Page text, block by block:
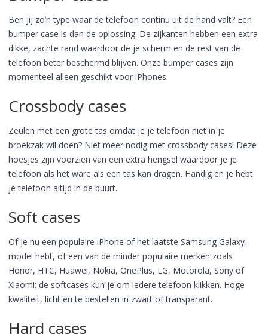
Ben jij zo’n type waar de telefoon continu uit de hand valt? Een
bumper case is dan de oplossing. De zijkanten hebben een extra
dikke, zachte rand waardoor de je scherm en de rest van de
telefoon beter beschermd blijven. Onze bumper cases zijn
momenteel alleen geschikt voor iPhones.
Crossbody cases
Zeulen met een grote tas omdat je je telefoon niet in je
broekzak wil doen? Niet meer nodig met crossbody cases! Deze
hoesjes zijn voorzien van een extra hengsel waardoor je je
telefoon als het ware als een tas kan dragen. Handig en je hebt
je telefoon altijd in de buurt.
Soft cases
Of je nu een populaire iPhone of het laatste Samsung Galaxy-
model hebt, of een van de minder populaire merken zoals
Honor, HTC, Huawei, Nokia, OnePlus, LG, Motorola, Sony of
Xiaomi: de softcases kun je om iedere telefoon klikken. Hoge
kwaliteit, licht en te bestellen in zwart of transparant.
Hard cases